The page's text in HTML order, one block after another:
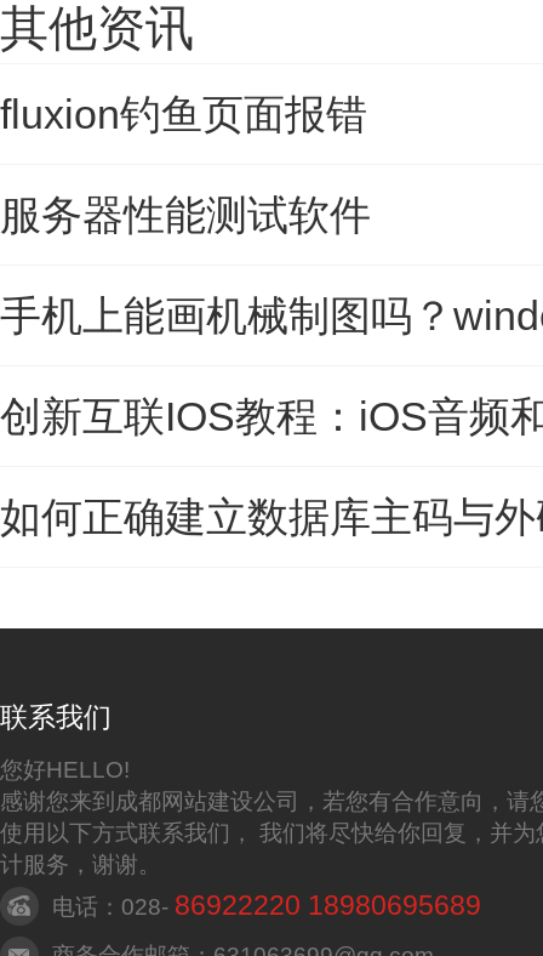
其他资讯
fluxion钓鱼页面报错
服务器性能测试软件
手机上能画机械制图吗？
创新互联IOS教程：iOS音频
如何正确建立数据库主码与
联系我们
您好HELLO!
感谢您来到成都网站建设公司，若您有合作意向，请
使用以下方式联系我们， 我们将尽快给你回复，并
计服务，谢谢。
电话：028- 86922220 18980695689